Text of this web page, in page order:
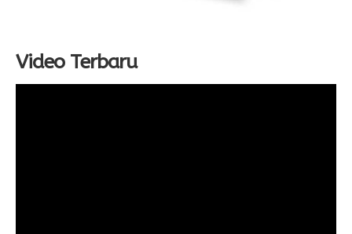
Video Terbaru